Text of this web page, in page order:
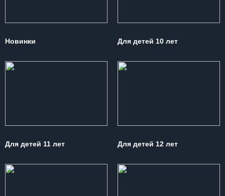
Новинки Для детей 10 лет
Для детей 11 лет Для детей 12 лет